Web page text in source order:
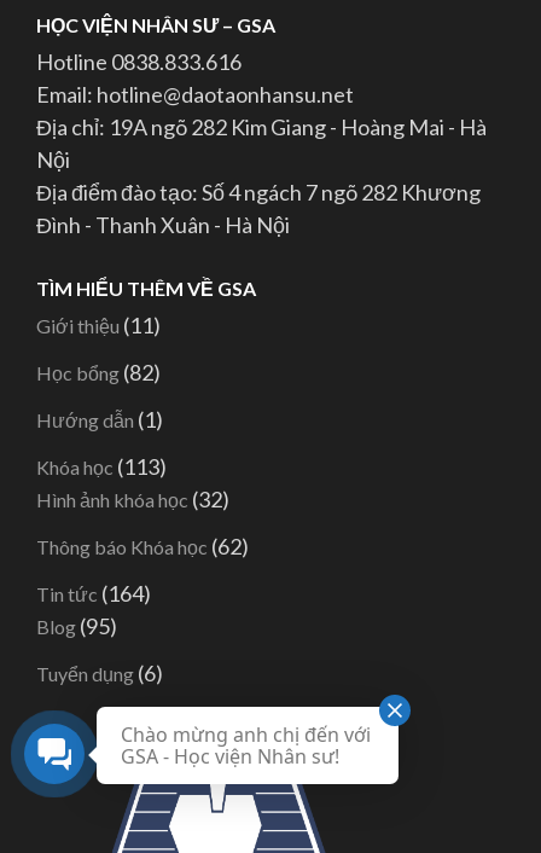
HỌC VIỆN NHÂN SƯ – GSA
Hotline 0838.833.616
Email: hotline@daotaonhansu.net
Địa chỉ: 19A ngõ 282 Kim Giang - Hoàng Mai - Hà
Nội
Địa điểm đào tạo: Số 4 ngách 7 ngõ 282 Khương
Đình - Thanh Xuân - Hà Nội
TÌM HIỂU THÊM VỀ GSA
Giới thiệu (11)
Học bổng (82)
Hướng dẫn (1)
Khóa học (113)
Hình ảnh khóa học (32)
Thông báo Khóa học (62)
Tin tức (164)
Blog (95)
Tuyển dụng (6)
Chào mừng anh chị đến với
GSA - Học viện Nhân sư!